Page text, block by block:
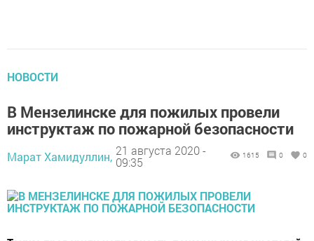
НОВОСТИ
В Мензелинске для пожилых провели
инструктаж по пожарной безопасности
Марат Хамидуллин, 21 августа 2020 -
09:35
1615 0 0